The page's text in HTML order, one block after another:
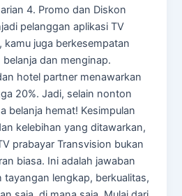
4. Promo dan Diskon
pelanggan aplikasi TV
kamu juga berkesempatan
dan menginap.
hotel partner menawarkan
20%. Jadi, selain nonton
belanja hemat! Kesimpulan
kelebihan yang ditawarkan,
prabayar Transvision bukan
biasa. Ini adalah jawaban
tayangan lengkap, berkualitas,